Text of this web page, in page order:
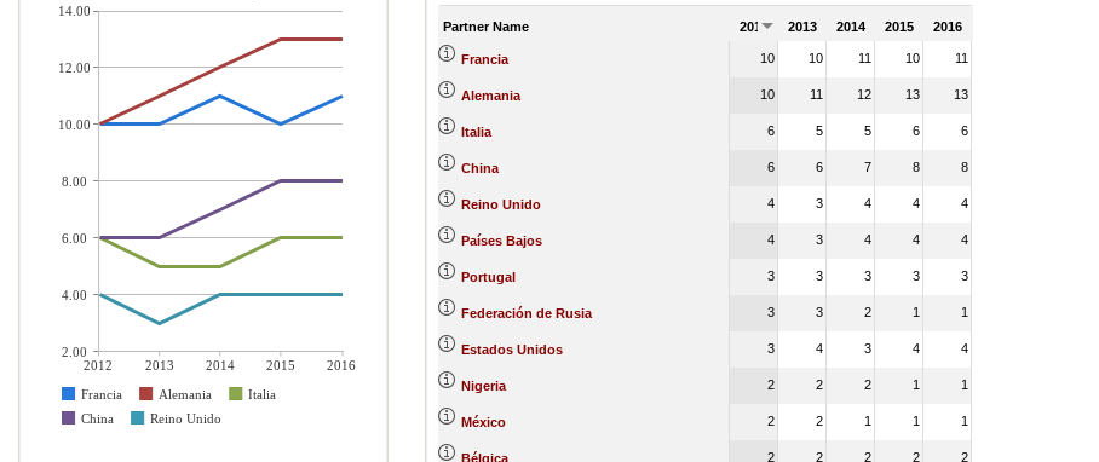
2012 2013 2014 2015
2016
Francia
Alemania
Italia
China
Reino Unido
14.00
12.00
10.00
8.00
6.00
4.00
2.00
Partner Name 2012 2013 2014 2015 2016
Francia 10 10 11 10 11
Alemania 10 11 12 13 13
Italia 6 5 5 6 6
China 6 6 7 8 8
Reino Unido 4 3 4 4 4
Países Bajos 4 3 4 4 4
Portugal 3 3 3 3 3
Federación de Rusia 3 3 2 1 1
Estados Unidos 3 4 3 4 4
Nigeria 2 2 2 1 1
México 2 2 1 1 1
Bélgica 2 2 2 2 2